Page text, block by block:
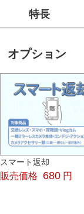
特長
オプション
スマート返却
販売価格 680 円